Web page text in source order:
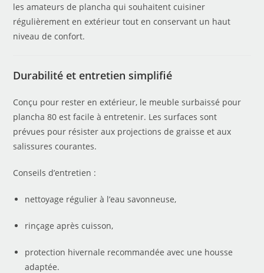
les amateurs de plancha qui souhaitent cuisiner
régulièrement en extérieur tout en conservant un haut
niveau de confort.
Durabilité et entretien simplifié
Conçu pour rester en extérieur, le meuble surbaissé pour
plancha 80 est facile à entretenir. Les surfaces sont
prévues pour résister aux projections de graisse et aux
salissures courantes.
Conseils d’entretien :
nettoyage régulier à l’eau savonneuse,
rinçage après cuisson,
protection hivernale recommandée avec une housse
adaptée.